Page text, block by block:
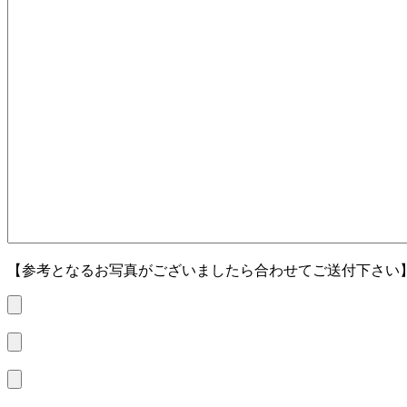
【参考となるお写真がございましたら合わせてご送付下さい